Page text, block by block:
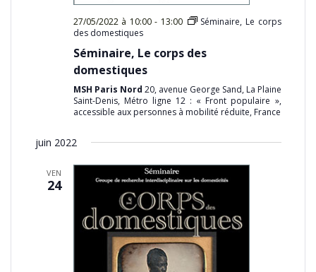
27/05/2022 à 10:00- 13:00
Séminaire, Le corps
des domestiques
Séminaire, Le corps des
domestiques
MSH Paris Nord 20, avenue George Sand, La Plaine
Saint-Denis, Métro ligne 12 : « Front populaire »,
accessible aux personnes à mobilité réduite, France
juin 2022
VEN
24